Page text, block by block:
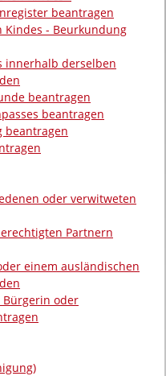
beantragen
Kindes - Beurkundung
innerhalb derselben
beantragen
beantragen
beantragen
oder verwitweten
Partnern
einem ausländischen
Bürgerin oder